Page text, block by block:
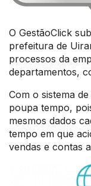
O GestãoClick
prefeitura de
processos da
departamentos,
Com o sistema
poupa tempo,
mesmos dados
tempo em que
vendas e contas